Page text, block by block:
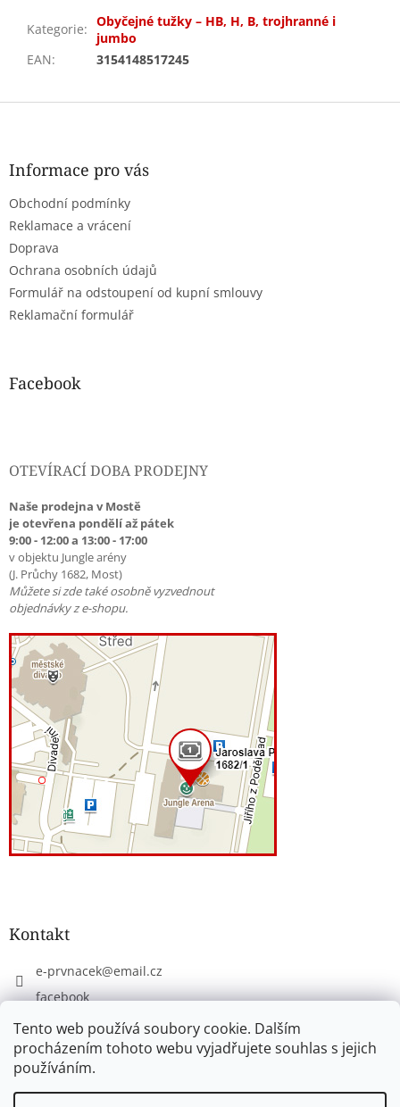
Tento web používá soubory cookie. Dalším
procházením tohoto webu vyjadřujete souhlas s jejich
používáním.
Kategorie: Obyčejné tužky – HB, H, B, trojhranné i
jumbo
EAN: 3154148517245
Z
Informace pro vás
Obchodní podmínky
Reklamace a vrácení
Doprava
Ochrana osobních údajů
Formulář na odstoupení od kupní smlouvy
Reklamační formulář
Facebook
OTEVÍRACÍ DOBA PRODEJNY
Naše prodejna v Mostě
je otevřena pondělí až pátek
9:00 - 12:00 a 13:00 - 17:00
v objektu Jungle arény
(J. Průchy 1682, Most)
Můžete si zde také osobně vyzvednout
objednávky z e-shopu.
Kontakt
e-prvnacek@email.cz
facebook
eprvnacek